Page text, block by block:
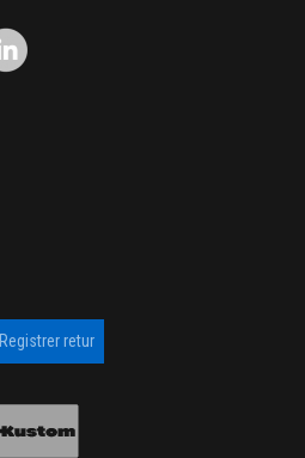
Registrer retur